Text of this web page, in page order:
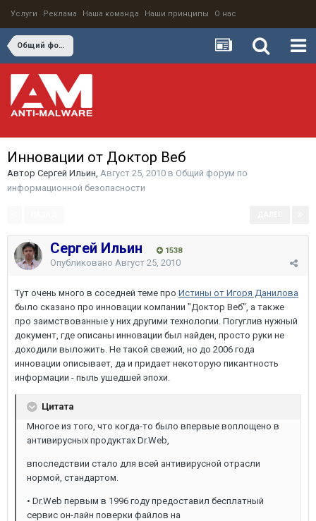
Услуги Реклама Наша команда Наши принципы О нас
Общий форум по информационной безопасности
Инновации от Доктор Веб
Автор Сергей Ильин, Август 25, 2010 в Общий форум по
информационной безопасности
Сергей Ильин 1538
Опубликовано Август 25, 2010
Тут очень много в соседней теме про Истины от Игоря Данилова
было сказано про инновации компании "Доктор Веб", а также
про заимствованные у них другими технологии. Погуглив нужный
документ, где описаны инновации был найден, просто руки не
доходили выложить. Не такой свежий, но до 2006 года
инновации описывает, да и придает некоторую пикантность
информации - пыль ушедшей эпохи.
Цитата
Многое из того, что когда-то было впервые воплощено в
антивирусных продуктах Dr.Web,
впоследствии стало для всей антивирусной отрасли
нормой, стандартом.
• Dr.Web первым в 1996 году предоставил бесплатный
сервис он-лайн поверки файлов на